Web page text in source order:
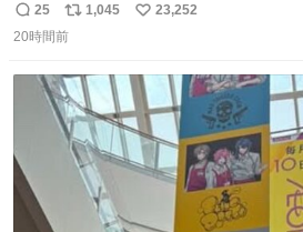
返
信
25
リ
ポ
ト
数
1,045
い
数
23,252
20時間前